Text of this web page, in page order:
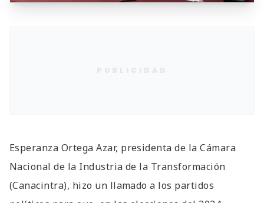
Esperanza Ortega Azar, presidenta de la Cámara
Nacional de la Industria de la Transformación
(Canacintra), hizo un llamado a los partidos